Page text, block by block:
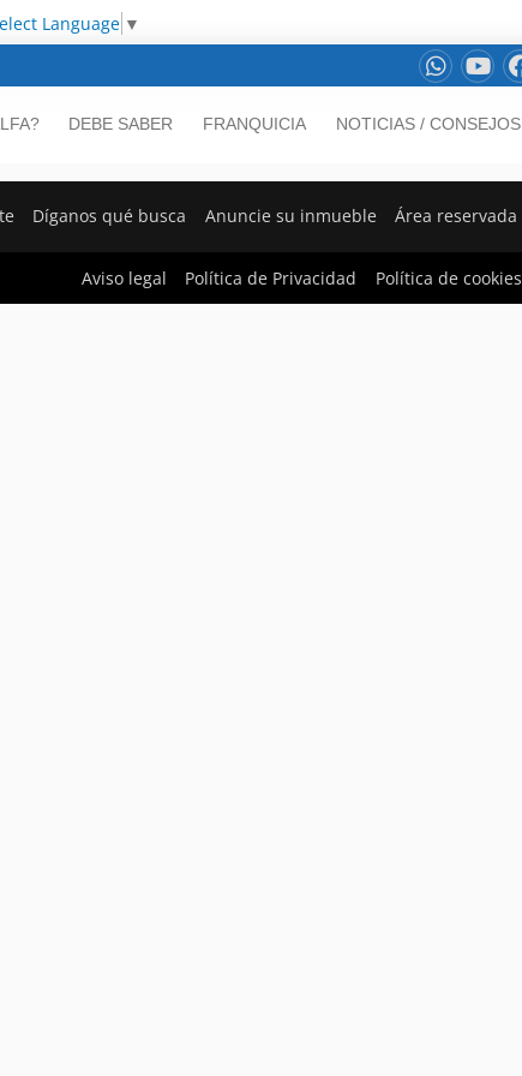
Language ▼
DEBE SABER FRANQUICIA NOTICIAS / CONSEJOS
Díganos qué busca Anuncie su inmueble Área reservada
Aviso legal Política de Privacidad Política de cookies